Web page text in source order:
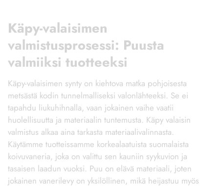
Käpy-valaisimen
valmistusprosessi: Puusta
valmiiksi tuotteeksi
Käpy-valaisimen synty on kiehtova matka pohjoisesta
metsästä kodin tunnelmalliseksi valonlähteeksi. Se ei
tapahdu liukuhihnalla, vaan jokainen vaihe vaatii
huolellisuutta ja materiaalin tuntemusta. Käpy valaisin
valmistus alkaa aina tarkasta materiaalivalinnasta.
Käytämme tuotteissamme korkealaatuista suomalaista
koivuvaneria, joka on valittu sen kauniin syykuvion ja
tasaisen laadun vuoksi. Puu on elävä materiaali, joten
jokainen vanerilevy on yksilöllinen, mikä heijastuu myös